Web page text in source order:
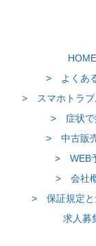
HOME
> よくあ
> スマホトラブ
> 症状で
> 中古販
> WEB
> 会社
> 保証規定と
求人募